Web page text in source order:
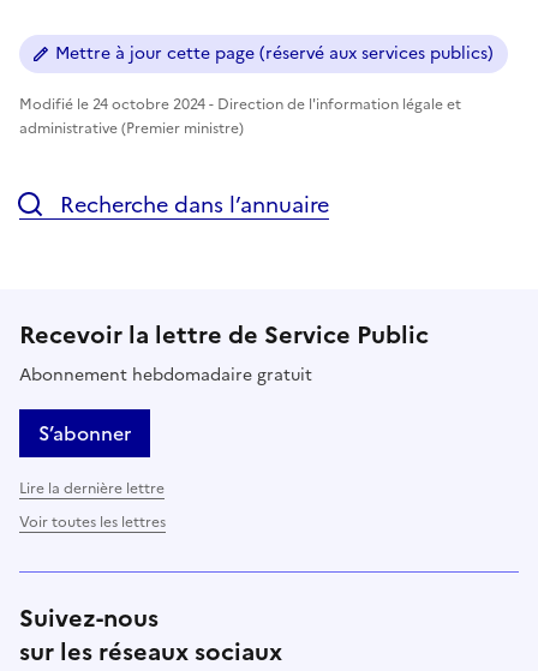
Mettre à jour cette page (réservé aux services publics)
Modifié le 24 octobre 2024 - Direction de l'information légale et
administrative (Premier ministre)
Recherche dans l’annuaire
Recevoir la lettre de Service Public
Abonnement hebdomadaire gratuit
S’abonner
Lire la dernière lettre
Voir toutes les lettres
Suivez-nous
sur les réseaux sociaux